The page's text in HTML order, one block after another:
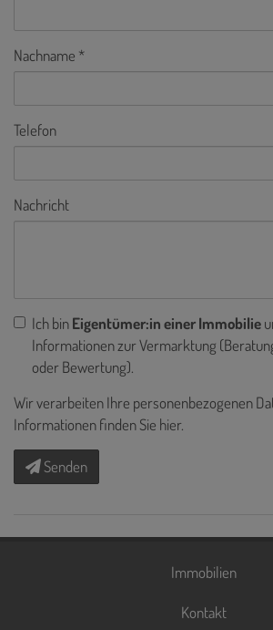
Nachname
Telefon
Nachricht
Ich binEigentümer:in einer Immobilie
Informationen zur Vermarktung
oder Bewertung).
Wir verarbeiten Ihre personenbezogenen
Informationen finden Sie hier.
Senden
Immobilien
Kontakt